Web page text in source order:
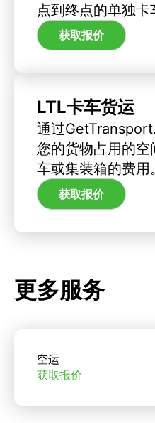
点到终点的单独卡
获取报价
LTL卡车货运
通过
您的货物占用的
车或集装箱的费用。
获取报价
更多服务
空运
获取报价